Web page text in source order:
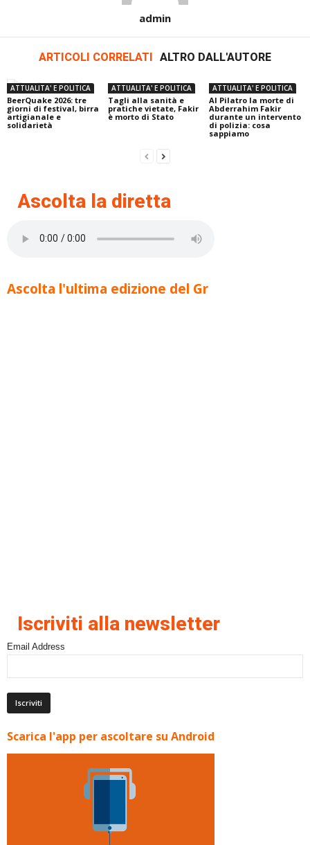
admin
ARTICOLI CORRELATI ALTRO DALL'AUTORE
ATTUALITA' E POLITICA
BeerQuake 2026: tre
giorni di festival, birra
artigianale e
solidarietà
ATTUALITA' E POLITICA
Tagli alla sanità e
pratiche vietate, Fakir
è morto di Stato
ATTUALITA' E POLITICA
Al Pilatro la morte di
Abderrahim Fakir
durante un intervento
di polizia: cosa
sappiamo
Ascolta la diretta
Ascolta l'ultima edizione del Gr
Iscriviti alla newsletter
Email Address
Scarica l'app per ascoltare su Android